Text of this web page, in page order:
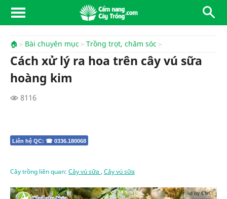
🏠 Bài chuyên mục Trồng trọt, chăm sóc
Cách xử lý ra hoa trên cây vú sữa
hoàng kim
8116
Liên hệ QC: ☎ 0336.180068
Cây trồng liên quan: Cây vú sữa , Cây vú sữa
Ad by CNCT